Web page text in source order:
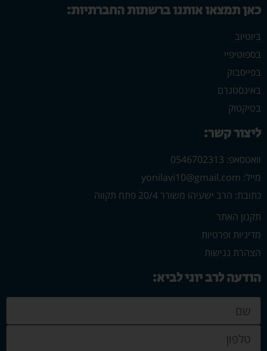
כאן תמצאו אותנו ברשתות החברתיות:
ביוטיוב
בספוטיפיי
בפייסבוק
באינסטגרם
בטיקטוק
ליצור קשר:
וואטסאפ: 0546702313
מייל: yonilavi10@gmail.com
כתובת: הרב ישעיהו משורר 20/4 פתח תקווה
תקנון האתר
מדיניות ופרטיות
הצהרת נגישות
הודעה לרב יוני לביא: